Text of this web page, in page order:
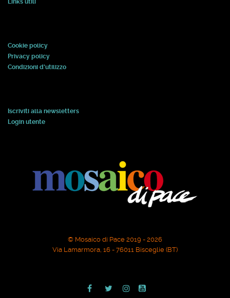
Links utili
Cookie policy
Privacy policy
Condizioni d'utilizzo
Iscriviti alla newsletters
Login utente
© Mosaico di Pace 2019 - 2026
Via Lamarmora, 16 - 76011 Bisceglie (BT)